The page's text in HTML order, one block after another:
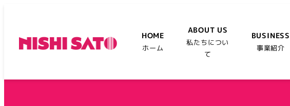
HOME
ホーム
ABOUT US
私たちについ
て
BUSINESS
事業紹介